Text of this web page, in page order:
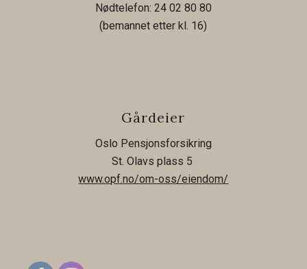
Nødtelefon: 24 02 80 80
(bemannet etter kl. 16)
Gårdeier
Oslo Pensjonsforsikring
St. Olavs plass 5
www.opf.no/om-oss/eiendom/